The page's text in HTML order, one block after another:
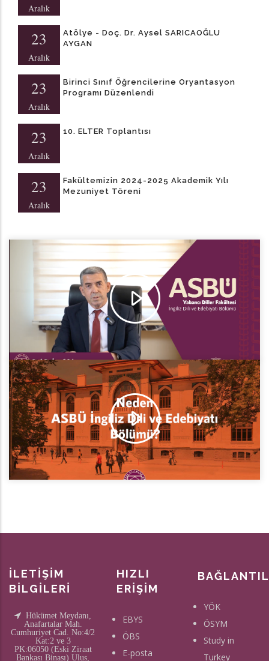
Aralık
23
Aralık
Atölye - Doç. Dr. Aysel SARICAOĞLU
AYGAN
23
Aralık
Birinci Sınıf Öğrencilerine Oryantasyon
Programı Düzenlendi
23
Aralık
10. ELTER Toplantısı
23
Aralık
Fakültemizin 2024-2025 Akademik Yılı
Mezuniyet Töreni
İLETİŞİM
BİLGİLERİ
Hükümet Meydanı,
Anafartalar Mah.
Cumhuriyet Cad. No:4/2
Kat:2 ve 3
PK:06050 (Eski Ziraat
Bankası Binası) Ulus,
HIZLI
ERİŞİM
EBYS
ÖBS
E-posta
YÖK
ÖSYM
Study in
Turkey